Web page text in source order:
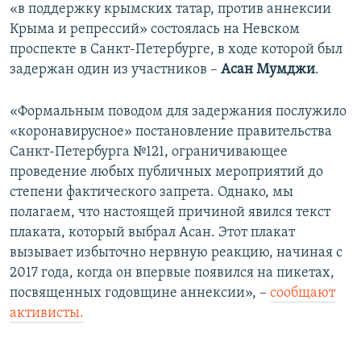
ELIFBE
УКРАИНСКАЯ ПРОБЛЕМА КРЫМА
Все сайты RFE/RL
«в поддержку крымских татар, против аннексии
Крыма и репрессий» состоялась на Невском
проспекте в Санкт-Петербурге, в ходе которой был
задержан один из участников – Асан Мумджи.
«Формальным поводом для задержания послужило
«коронавирусное» постановление правительства
Санкт-Петербурга №121, ограничивающее
проведение любых публичных мероприятий до
степени фактического запрета. Однако, мы
полагаем, что настоящей причиной явился текст
плаката, который выбрал Асан. Этот плакат
вызывает избыточно нервную реакцию, начиная с
2017 года, когда он впервые появился на пикетах,
посвященных годовщине аннексии», – сообщают
активисты.